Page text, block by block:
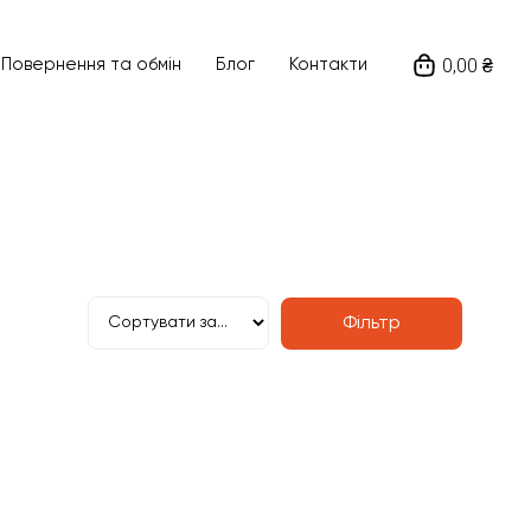
Повернення та обмін Блог Контакти 0,00 ₴
Фільтр
Ціна